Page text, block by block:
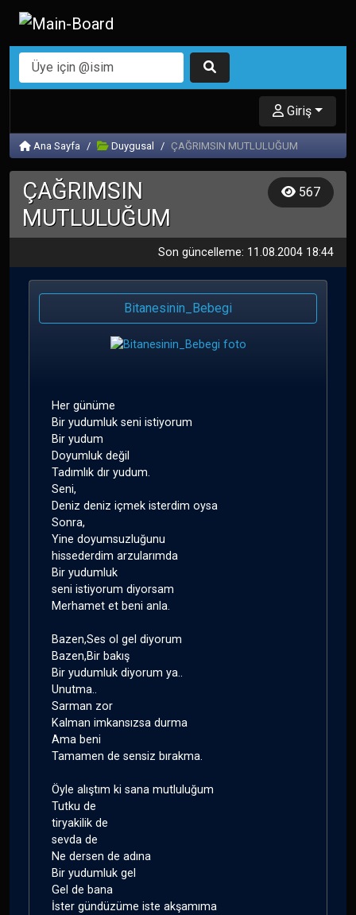
Giriş
Ana Sayfa Duygusal ÇAĞRIMSIN MUTLULUĞUM
ÇAĞRIMSIN
MUTLULUĞUM
567
Son güncelleme: 11.08.2004 18:44
Bitanesinin_Bebegi
Her günüme
Bir yudumluk seni istiyorum
Bir yudum
Doyumluk değil
Tadımlık dır yudum.
Seni,
Deniz deniz içmek isterdim oysa
Sonra,
Yine doyumsuzluğunu
hissederdim arzularımda
Bir yudumluk
seni istiyorum diyorsam
Merhamet et beni anla.
Bazen,Ses ol gel diyorum
Bazen,Bir bakış
Bir yudumluk diyorum ya..
Unutma..
Sarman zor
Kalman imkansızsa durma
Ama beni
Tamamen de sensiz bırakma.
Öyle alıştım ki sana mutluluğum
Tutku de
tiryakilik de
sevda de
Ne dersen de adına
Bir yudumluk gel
Gel de bana
İster gündüzüme iste akşamıma